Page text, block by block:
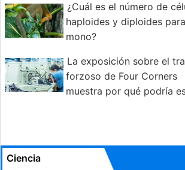
¿Cuál es el número de
haploides y diploides
mono?
La exposición sobre el
forzoso de Four Corners
muestra por qué podría
Ciencia